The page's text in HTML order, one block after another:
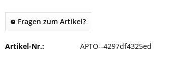
Fragen zum Artikel?
Artikel-Nr.: APTO--4297df4325ed